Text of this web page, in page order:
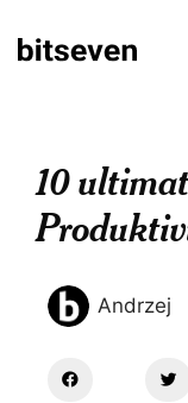
10
Andrzej